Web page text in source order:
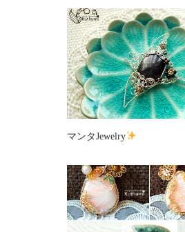
マンタJewelry